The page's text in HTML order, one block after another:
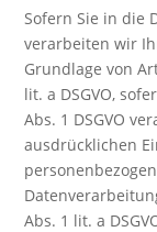
Sofern Sie in die
verarbeiten wir
Grundlage von
lit. a DSGVO,
Abs. 1 DSGVO
ausdrücklichen
Abs. 1 lit. a